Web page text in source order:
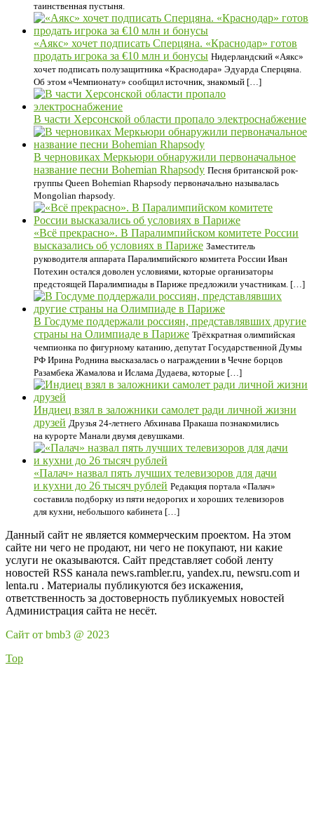
таинственная пустыня.
«Аякс» хочет подписать Сперцяна. «Краснодар» готов
продать игрока за €10 млн и бонусы Нидерландский «Аякс»
хочет подписать полузащитника «Краснодара» Эдуарда Сперцяна.
Об этом «Чемпионату» сообщил источник, знакомый […]
В части Херсонской области пропало электроснабжение
В черновиках Меркьюри обнаружили первоначальное
название песни Bohemian Rhapsody Песня британской рок-
группы Queen Bohemian Rhapsody первоначально называлась
Mongolian rhapsody.
«Всё прекрасно». В Паралимпийском комитете России
высказались об условиях в Париже Заместитель
руководителя аппарата Паралимпийского комитета России Иван
Потехин остался доволен условиями, которые организаторы
предстоящей Паралимпиады в Париже предложили участникам. […]
В Госдуме поддержали россиян, представлявших другие
страны на Олимпиаде в Париже Трёхкратная олимпийская
чемпионка по фигурному катанию, депутат Государственной Думы
РФ Ирина Роднина высказалась о награждении в Чечне борцов
Разамбека Жамалова и Ислама Дудаева, которые […]
Индиец взял в заложники самолет ради личной жизни
друзей Друзья 24-летнего Абхинава Пракаша познакомились
на курорте Манали двумя девушками.
«Палач» назвал пять лучших телевизоров для дачи
и кухни до 26 тысяч рублей Редакция портала «Палач»
составила подборку из пяти недорогих и хороших телевизоров
для кухни, небольшого кабинета […]
Данный сайт не является коммерческим проектом. На этом
сайте ни чего не продают, ни чего не покупают, ни какие
услуги не оказываются. Сайт представляет собой ленту
новостей RSS канала news.rambler.ru, yandex.ru, newsru.com и
lenta.ru . Материалы публикуются без искажения,
ответственность за достоверность публикуемых новостей
Администрация сайта не несёт.
Сайт от bmb3 @ 2023
Top